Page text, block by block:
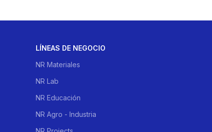
LÍNEAS DE NEGOCIO
NR Materiales
NR Lab
NR Educación
NR Agro - Industria